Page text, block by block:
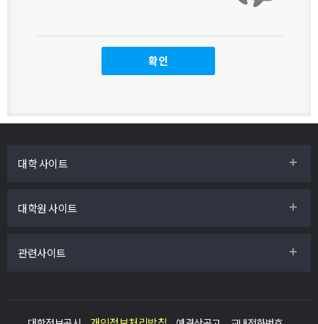
대학 사이트
대학원 사이트
관련사이트